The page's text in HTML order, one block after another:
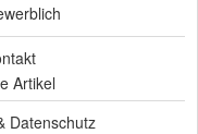
Artikel
Datenschutz